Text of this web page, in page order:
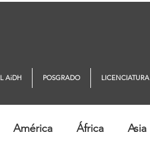
América África Asia
AiDH POSGRADO LICENCIATURA